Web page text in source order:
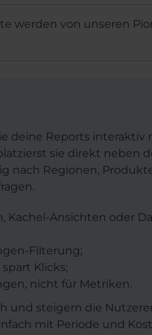
werden von unseren
deine Reports interaktiv
sie direkt neben
nach Regionen,
Kachel-Ansichten oder
Filterung;
Klicks;
nicht für Metriken.
und steigern die
mit Periode und